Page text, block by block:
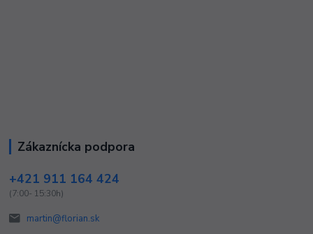
Zákaznícka podpora
+421 911 164 424
(7:00- 15:30h)
martin@florian.sk